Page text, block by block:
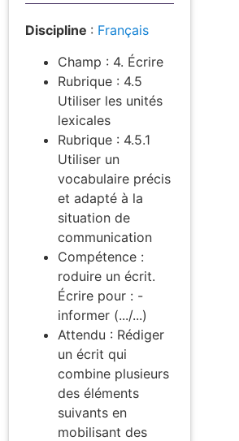
Discipline : Français
Champ : 4. Écrire
Rubrique : 4.5
Utiliser les unités
lexicales
Rubrique : 4.5.1
Utiliser un
vocabulaire précis
et adapté à la
situation de
communication
Compétence :
roduire un écrit.
Écrire pour : -
informer (.../...)
Attendu : Rédiger
un écrit qui
combine plusieurs
des éléments
suivants en
mobilisant des